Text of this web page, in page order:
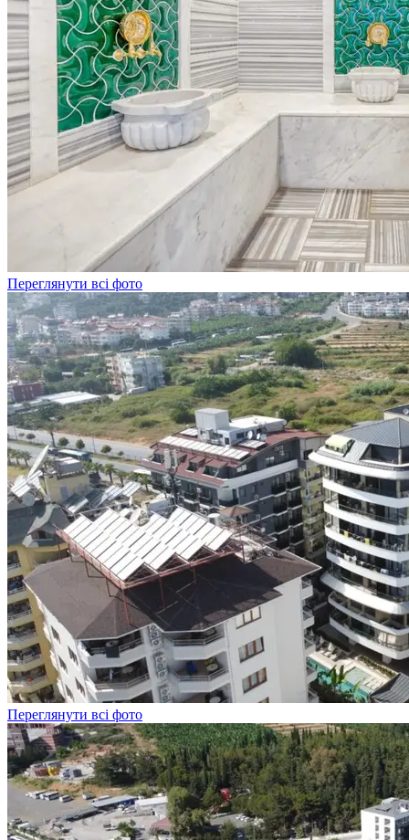
Переглянути всі фото
Переглянути всі фото